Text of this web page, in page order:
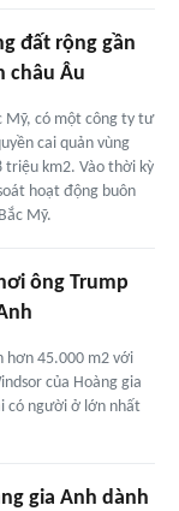
đất rộng gần
châu Âu
Mỹ, có một công ty tư
cai quản vùng
triệu km2. Vào thời kỳ
hoạt động buôn
Mỹ.
ông Trump
hơn 45.000 m2 với
của Hoàng gia
có người ở lớn nhất
gia Anh dành